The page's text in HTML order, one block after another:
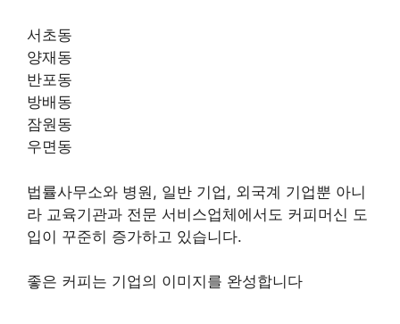
서초동
양재동
반포동
방배동
잠원동
우면동
법률사무소와 병원, 일반 기업, 외국계 기업뿐 아니
라 교육기관과 전문 서비스업체에서도 커피머신 도
입이 꾸준히 증가하고 있습니다.
좋은 커피는 기업의 이미지를 완성합니다